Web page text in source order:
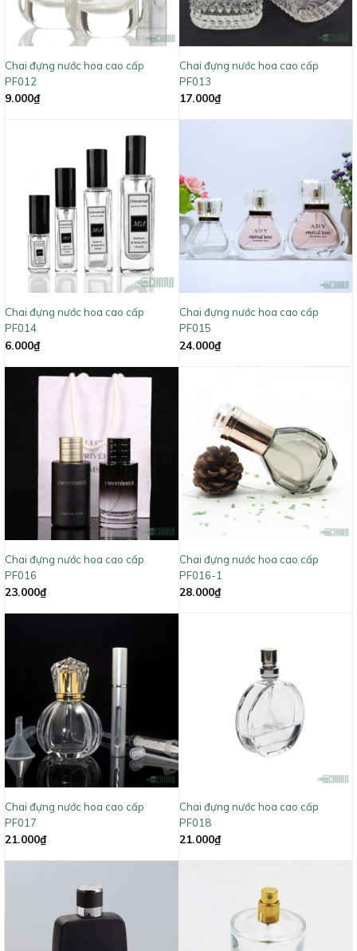
Chai đựng nước hoa cao cấp
PF012
9.000₫
Chai đựng nước hoa cao cấp
PF013
17.000₫
Chai đựng nước hoa cao cấp
PF014
6.000₫
Chai đựng nước hoa cao cấp
PF015
24.000₫
Chai đựng nước hoa cao cấp
PF016
23.000₫
Chai đựng nước hoa cao cấp
PF016-1
28.000₫
Chai đựng nước hoa cao cấp
PF017
21.000₫
Chai đựng nước hoa cao cấp
PF018
21.000₫